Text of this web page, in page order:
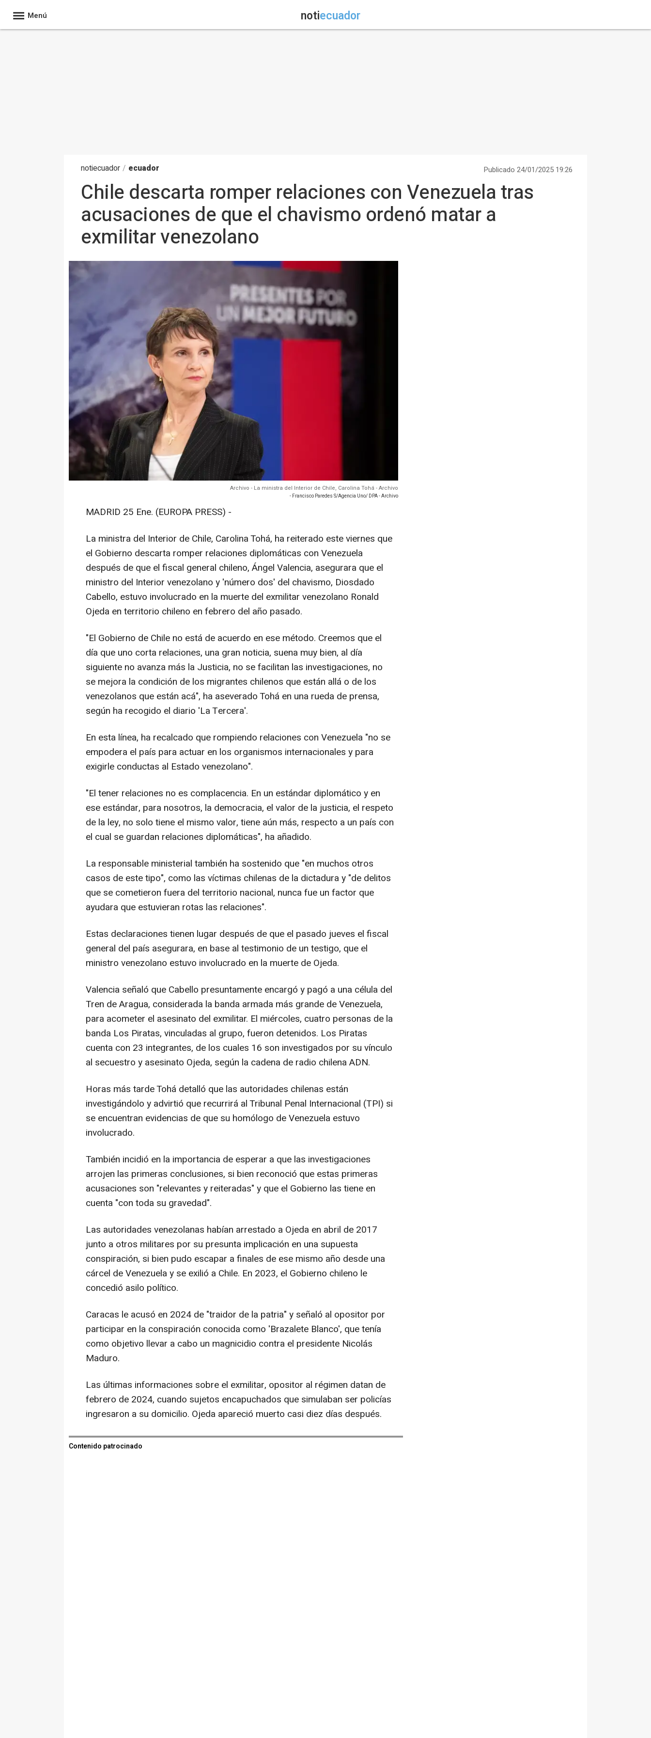
Menú notiecuador
notiecuador / ecuador Publicado 24/01/2025 19:26
Chile descarta romper relaciones con Venezuela tras
acusaciones de que el chavismo ordenó matar a
exmilitar venezolano
Archivo - La ministra del Interior de Chile, Carolina Tohá - Archivo
- Francisco Paredes S/Agencia Uno/ DPA - Archivo
MADRID 25 Ene. (EUROPA PRESS) -
La ministra del Interior de Chile, Carolina Tohá, ha reiterado este viernes que
el Gobierno descarta romper relaciones diplomáticas con Venezuela
después de que el fiscal general chileno, Ángel Valencia, asegurara que el
ministro del Interior venezolano y 'número dos' del chavismo, Diosdado
Cabello, estuvo involucrado en la muerte del exmilitar venezolano Ronald
Ojeda en territorio chileno en febrero del año pasado.
"El Gobierno de Chile no está de acuerdo en ese método. Creemos que el
día que uno corta relaciones, una gran noticia, suena muy bien, al día
siguiente no avanza más la Justicia, no se facilitan las investigaciones, no
se mejora la condición de los migrantes chilenos que están allá o de los
venezolanos que están acá", ha aseverado Tohá en una rueda de prensa,
según ha recogido el diario 'La Tercera'.
En esta línea, ha recalcado que rompiendo relaciones con Venezuela "no se
empodera el país para actuar en los organismos internacionales y para
exigirle conductas al Estado venezolano".
"El tener relaciones no es complacencia. En un estándar diplomático y en
ese estándar, para nosotros, la democracia, el valor de la justicia, el respeto
de la ley, no solo tiene el mismo valor, tiene aún más, respecto a un país con
el cual se guardan relaciones diplomáticas", ha añadido.
La responsable ministerial también ha sostenido que "en muchos otros
casos de este tipo", como las víctimas chilenas de la dictadura y "de delitos
que se cometieron fuera del territorio nacional, nunca fue un factor que
ayudara que estuvieran rotas las relaciones".
Estas declaraciones tienen lugar después de que el pasado jueves el fiscal
general del país asegurara, en base al testimonio de un testigo, que el
ministro venezolano estuvo involucrado en la muerte de Ojeda.
Valencia señaló que Cabello presuntamente encargó y pagó a una célula del
Tren de Aragua, considerada la banda armada más grande de Venezuela,
para acometer el asesinato del exmilitar. El miércoles, cuatro personas de la
banda Los Piratas, vinculadas al grupo, fueron detenidos. Los Piratas
cuenta con 23 integrantes, de los cuales 16 son investigados por su vínculo
al secuestro y asesinato Ojeda, según la cadena de radio chilena ADN.
Horas más tarde Tohá detalló que las autoridades chilenas están
investigándolo y advirtió que recurrirá al Tribunal Penal Internacional (TPI) si
se encuentran evidencias de que su homólogo de Venezuela estuvo
involucrado.
También incidió en la importancia de esperar a que las investigaciones
arrojen las primeras conclusiones, si bien reconoció que estas primeras
acusaciones son "relevantes y reiteradas" y que el Gobierno las tiene en
cuenta "con toda su gravedad".
Las autoridades venezolanas habían arrestado a Ojeda en abril de 2017
junto a otros militares por su presunta implicación en una supuesta
conspiración, si bien pudo escapar a finales de ese mismo año desde una
cárcel de Venezuela y se exilió a Chile. En 2023, el Gobierno chileno le
concedió asilo político.
Caracas le acusó en 2024 de "traidor de la patria" y señaló al opositor por
participar en la conspiración conocida como 'Brazalete Blanco', que tenía
como objetivo llevar a cabo un magnicidio contra el presidente Nicolás
Maduro.
Las últimas informaciones sobre el exmilitar, opositor al régimen datan de
febrero de 2024, cuando sujetos encapuchados que simulaban ser policías
ingresaron a su domicilio. Ojeda apareció muerto casi diez días después.
Contenido patrocinado